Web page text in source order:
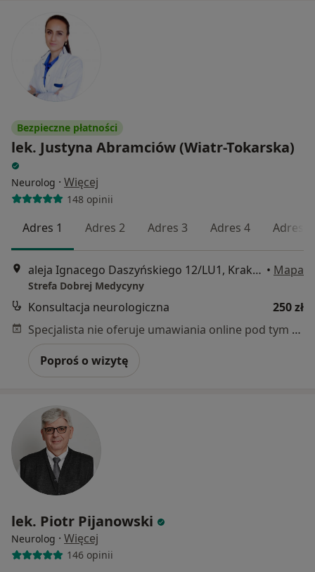
Bezpieczne płatności
lek. Justyna Abramciów (Wiatr-Tokarska)
Neurolog · Więcej
148 opinii
Adres 1 Adres 2 Adres 3 Adres 4 Adres 5
aleja Ignacego Daszyńskiego 12/LU1, Kraków • Mapa
Strefa Dobrej Medycyny
Konsultacja neurologiczna
250 zł
Specjalista nie oferuje umawiania online pod tym adresem.
Poproś o wizytę
lek. Piotr Pijanowski
Neurolog · Więcej
146 opinii